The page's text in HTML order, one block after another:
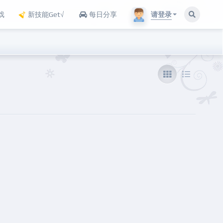
新技能Get√ 每日分享 请登录